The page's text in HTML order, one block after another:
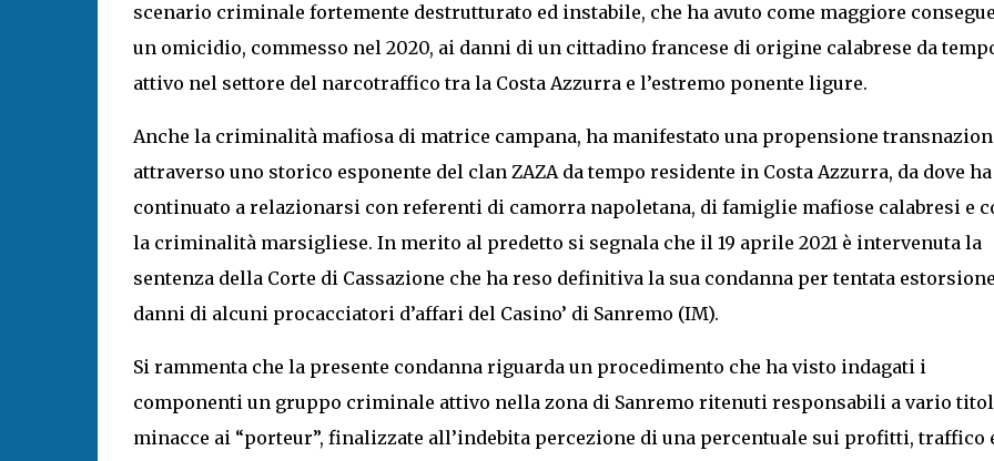
scenario criminale fortemente destrutturato ed instabile, che ha avuto come maggiore
un omicidio, commesso nel 2020, ai danni di un cittadino francese di origine calabrese da
attivo nel settore del narcotraffico tra la Costa Azzurra e l’estremo ponente ligure.
Anche la criminalità mafiosa di matrice campana, ha manifestato una propensione
attraverso uno storico esponente del clan ZAZA da tempo residente in Costa Azzurra, da dove ha
continuato a relazionarsi con referenti di camorra napoletana, di famiglie mafiose calabresi e
la criminalità marsigliese. In merito al predetto si segnala che il 19 aprile 2021 è intervenuta la
sentenza della Corte di Cassazione che ha reso definitiva la sua condanna per tentata
danni di alcuni procacciatori d’affari del Casino’ di Sanremo (IM).
Si rammenta che la presente condanna riguarda un procedimento che ha visto indagati i
componenti un gruppo criminale attivo nella zona di Sanremo ritenuti responsabili a vario
minacce ai “porteur”, finalizzate all’indebita percezione di una percentuale sui profitti, traffico